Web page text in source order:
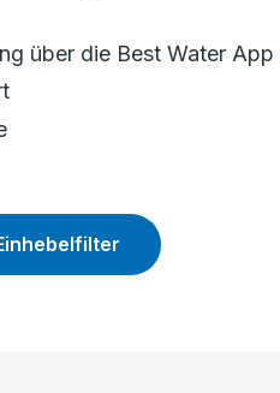
über die Best Water App